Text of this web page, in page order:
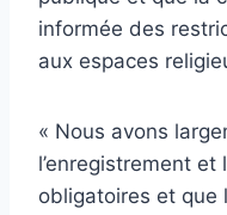
informée des
aux espaces
« Nous avons
l’enregistrement
obligatoires et que